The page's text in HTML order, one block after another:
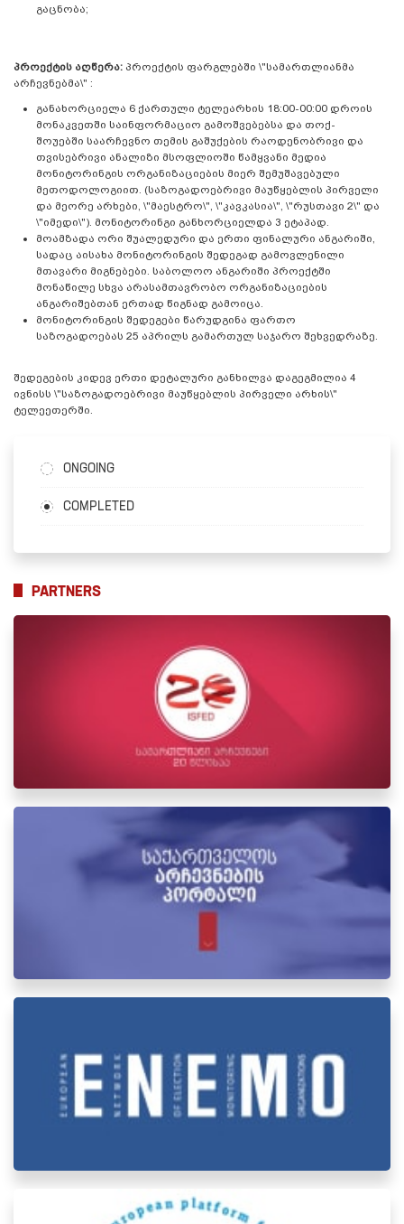
გაცნობა;
პროექტის აღწერა: პროექტის ფარგლებში \"სამართლიანმა
არჩევნებმა\" :
განახორციელა 6 ქართული ტელეარხის 18:00-00:00 დროის
მონაკვეთში საინფორმაციო გამოშვებებსა და თოქ-
შოუებში საარჩევნო თემის გაშუქების რაოდენობრივი და
თვისებრივი ანალიზი მსოფლიოში წამყვანი მედია
მონიტორინგის ორგანიზაციების მიერ შემუშავებული
მეთოდოლოგიით. (საზოგადოებრივი მაუწყებლის პირველი
და მეორე არხები, \"მაესტრო\", \"კავკასია\", \"რუსთავი 2\" და
\"იმედი\"). მონიტორინგი განხორციელდა 3 ეტაპად.
მოამზადა ორი შუალედური და ერთი ფინალური ანგარიში,
სადაც აისახა მონიტორინგის შედეგად გამოვლენილი
მთავარი მიგნებები. საბოლოო ანგარიში პროექტში
მონაწილე სხვა არასამთავრობო ორგანიზაციების
ანგარიშებთან ერთად წიგნად გამოიცა.
მონიტორინგის შედეგები წარუდგინა ფართო
საზოგადოებას 25 აპრილს გამართულ საჯარო შეხვედრაზე.
შედეგების კიდევ ერთი დეტალური განხილვა დაგეგმილია 4
ივნისს \"საზოგადოებრივი მაუწყებლის პირველი არხის\"
ტელეეთერში.
ONGOING
COMPLETED
PARTNERS